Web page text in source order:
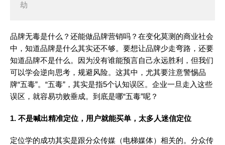
劫
品牌无毒是什么？还能做品牌营销吗？在变化莫测的商业社会
中，知道品牌是什么其实还不够。要想让品牌少走弯路，还要
知道品牌不是什么。因为没有谁能预言自己永远胜利，但我们
可以学会逆向思考，规避风险。这其中，尤其要注意警惕品
牌“五毒”。“五毒”，其实是指5个认知误区。企业一旦走入这些
误区，就容易功败垂成。到底是哪“五毒”呢？
1. 不是喊出精准定位，用户就能买单，太多人迷信定位
定位学的成功其实是跟分众传媒（电梯媒体）相关的。分众传